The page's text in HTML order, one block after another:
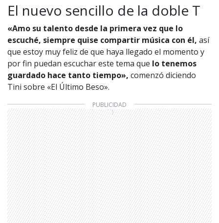
El nuevo sencillo de la doble T
«Amo su talento desde la primera vez que lo
escuché, siempre quise compartir música con él, así
que estoy muy feliz de que haya llegado el momento y
por fin puedan escuchar este tema que lo tenemos
guardado hace tanto tiempo», comenzó diciendo
Tini sobre «El Último Beso».